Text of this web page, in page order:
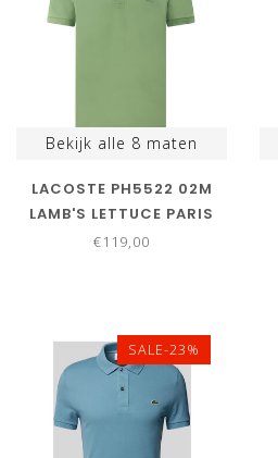
Bekijk alle 8 maten
LACOSTE PH5522 02M
LAMB'S LETTUCE PARIS
POLO REGULAR FIT
€119,00
SALE-23%